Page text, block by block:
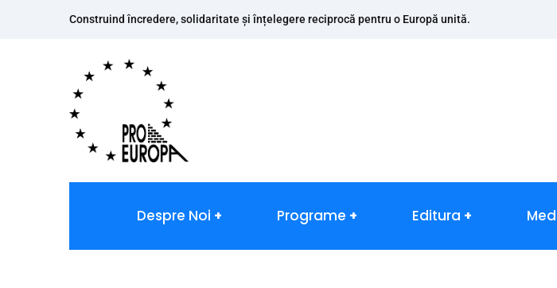
Construind încredere, solidaritate și înțelegere reciprocă pentru o Europă unită.
Despre Noi Programe Editura